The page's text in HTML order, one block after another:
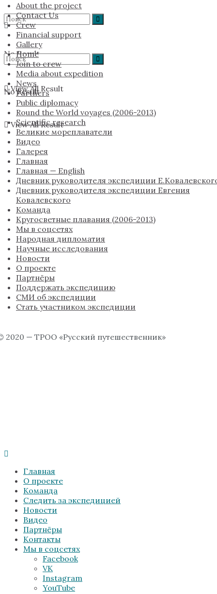
No Result
View All Result
No Result
View All Result
About the project
Contact Us
Crew
Financial support
Gallery
Home
Join to crew
Media about expedition
News
Partners
Public diplomacy
Round the World voyages (2006-2013)
Scientific research
Великие мореплаватели
Видео
Галерея
Главная
Главная — English
Дневник руководителя экспедиции
Дневник руководителя экспедиции Евгения
Ковалевского
Команда
Кругосветные плавания (2006-2013)
Мы в соцсетях
Народная дипломатия
Научные исследования
Новости
О проекте
Партнёры
Поддержать экспедицию
СМИ об экспедиции
Стать участником экспедиции
2020 — ТРОО «Русский путешественник»
Главная
О проекте
Команда
Следить за экспедицией
Новости
Видео
Партнёры
Контакты
Мы в соцсетях
Facebook
VK
Instagram
YouTube